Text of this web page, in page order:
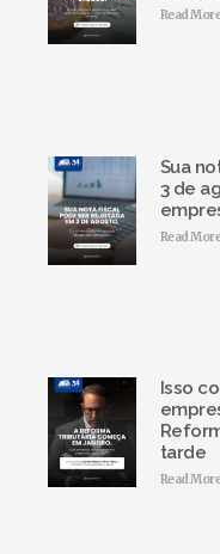
Read
Sua
3 de
Read
Isso
tarde
Read